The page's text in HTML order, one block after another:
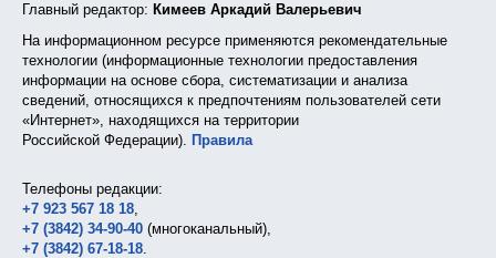
Главный редактор: Кимеев Аркадий Валерьевич
На информационном ресурсе применяются рекомендательные
технологии (информационные технологии предоставления
информации на основе сбора, систематизации и анализа
сведений, относящихся к предпочтениям пользователей сети
«Интернет», находящихся на территории
Российской Федерации). Правила
Телефоны редакции:
+7 923 567 18 18,
+7 (3842) 34-90-40 (многоканальный),
+7 (3842) 67-18-18.